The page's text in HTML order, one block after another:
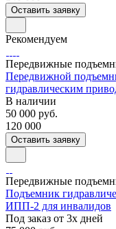
Оставить заявку
Рекомендуем
Передвижные
Передвижной
гидравлическим
В наличии
50 000 руб.
120 000
Оставить заявку
Передвижные
Подъемник
ИПП-2 для инвалидов
Под заказ от 3х дней